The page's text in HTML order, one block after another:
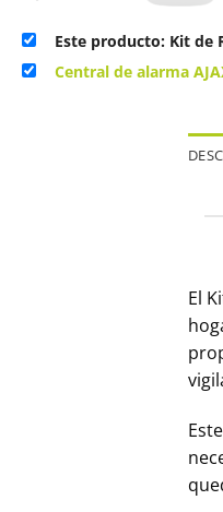
Este producto: Kit de
Central de alarma
El